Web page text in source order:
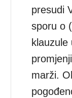
presudi
sporu o
klauzule
marži.